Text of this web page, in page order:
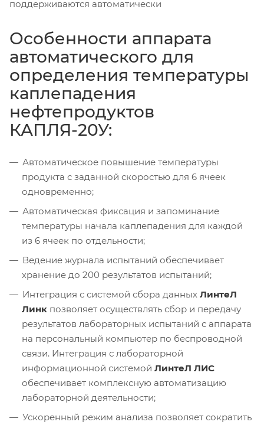
поддерживаются автоматически
Особенности аппарата
автоматического для
определения температуры
каплепадения
нефтепродуктов
КАПЛЯ-20У:
Автоматическое повышение температуры
продукта с заданной скоростью для 6 ячеек
одновременно;
Автоматическая фиксация и запоминание
температуры начала каплепадения для каждой
из 6 ячеек по отдельности;
Ведение журнала испытаний обеспечивает
хранение до 200 результатов испытаний;
Интеграция с системой сбора данных ЛинтеЛ
Линк позволяет осуществлять сбор и передачу
результатов лабораторных испытаний с аппарата
на персональный компьютер по беспроводной
связи. Интеграция с лабораторной
информационной системой ЛинтеЛ ЛИС
обеспечивает комплексную автоматизацию
лабораторной деятельности;
Ускоренный режим анализа позволяет сократить